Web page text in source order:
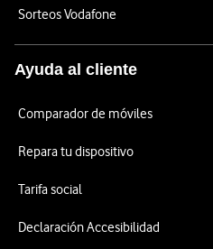
Sorteos Vodafone
Ayuda al cliente
Comparador de móviles
Repara tu dispositivo
Tarifa social
Declaración Accesibilidad